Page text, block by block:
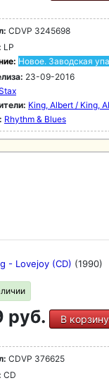
CDVP 3245698
LP
Новое. Заводская
23-09-2016
King, Albert / King,
Rhythm & Blues
- Lovejoy (CD) (1990)
руб. В корзину
CDVP 376625
CD